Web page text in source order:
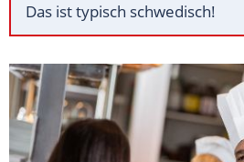
Das ist typisch schwedisch!